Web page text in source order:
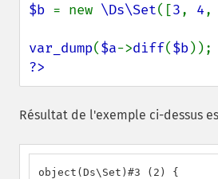
$b = new \Ds\Set([3, 4,
var_dump($a->diff($b
?>
Résultat de l'exemple ci-dessus
object(Ds\Set)#3 (2) {